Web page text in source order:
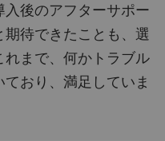
入後のアフターサポー
期待できたことも、選
まで、何かトラブル
おり、満足していま